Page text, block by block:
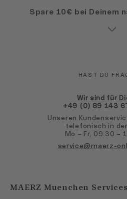
Spare 10€ bei Deinem
HAST DU
Wir sind für
+49 (0) 89 143
Unseren
telefonisch in
Mo – Fr, 09:30 –
service@maerz-
MAERZ Muenchen Services